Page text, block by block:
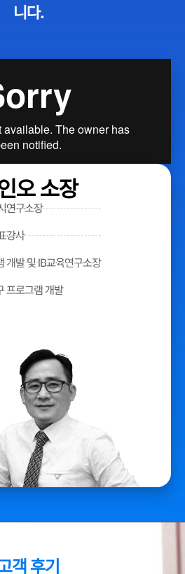
니다.
오 소장
연구소장
강사
개발 및 IB교육연구소장
프로그램 개발
객 후기